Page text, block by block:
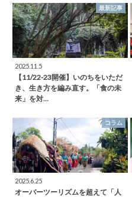
最新記事
2025.11.5
【11/22-23開催】いのちをいただ
き、生き方を編み直す。「食の未
来」を対…
コラム
2025.6.25
オーバーツーリズムを超えて「人